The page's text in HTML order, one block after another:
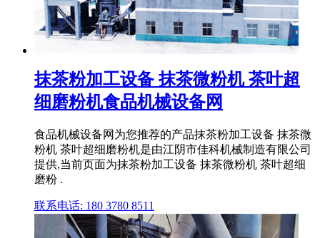
抹茶粉加工设备 抹茶微粉机 茶叶超
细磨粉机食品机械设备网
食品机械设备网为您推荐的产品抹茶粉加工设备 抹茶微
粉机 茶叶超细磨粉机是由江阴市佳科机械制造有限公司
提供,当前页面为抹茶粉加工设备 抹茶微粉机 茶叶超细
磨粉 .
联系电话: 180 3780 8511